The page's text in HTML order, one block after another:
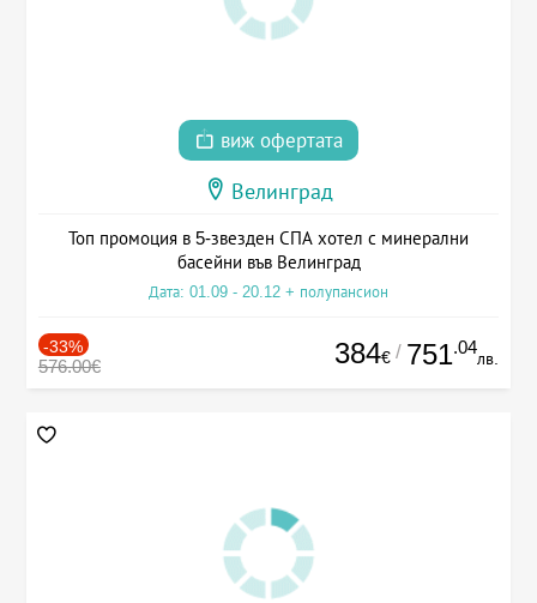
виж офертата
Велинград
Топ промоция в 5-звезден СПА хотел с минерални
басейни във Велинград
Дата: 01.09 - 20.12 + полупансион
-33%
576.00€ 384€ / 751.04
лв.